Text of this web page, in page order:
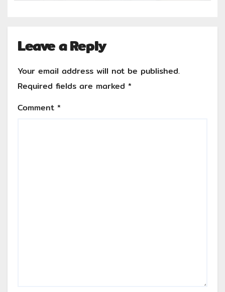
Leave a Reply
Your email address will not be published.
Required fields are marked *
Comment *